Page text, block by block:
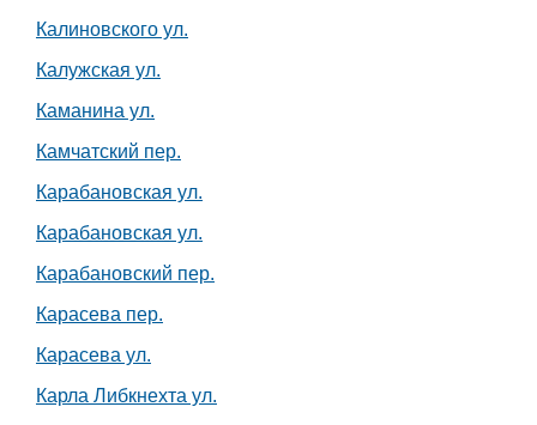
Калиновского ул.
Калужская ул.
Каманина ул.
Камчатский пер.
Карабановская ул.
Карабановская ул.
Карабановский пер.
Карасева пер.
Карасева ул.
Карла Либкнехта ул.